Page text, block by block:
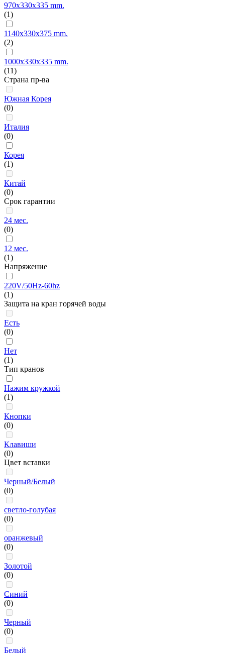
970x330x335 mm.
(1)
1140x330x375 mm.
(2)
1000x330x335 mm.
(11)
Страна пр-ва
Южная Корея
(0)
Италия
(0)
Корея
(1)
Китай
(0)
Срок гарантии
24 мес.
(0)
12 мес.
(1)
Напряжение
220V/50Hz-60hz
(1)
Защита на кран горячей воды
Есть
(0)
Нет
(1)
Тип кранов
Нажим кружкой
(1)
Кнопки
(0)
Клавиши
(0)
Цвет вставки
Черный/Белый
(0)
светло-голубая
(0)
оранжевый
(0)
Золотой
(0)
Синий
(0)
Черный
(0)
Белый